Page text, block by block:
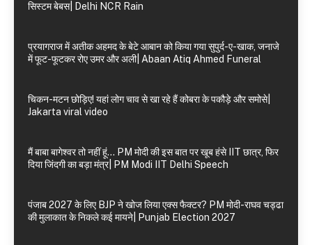
सिस्टम बेबस| Delhi NCR Rain
प्रयागराज में अतीक अहमद के बेटे आबान को किया गया सुपुर्द-ए-खाक, जनाजे
में फूट-फूटकर रोए उमर और अली| Abaan Atiq Ahmed Funeral
चिकन-मटन छोड़िए! यहां लोग चाव से खा रहे हैं कोबरा के पकौड़े और समोसे|
Jakarta viral video
मैं बाबा बागेश्वर तो नहीं हूं… PM मोदी की इस बात पर खूब हंसे IIT छात्र, फिर
दिया जिंदगी का बड़ा मंत्र| PM Modi IIT Delhi Speech
पंजाब 2027 के लिए BJP ने खोज लिया एक्स फैक्टर? PM मोदी-राघव चड्ढा
की मुलाकात के निकले कई मायने| Punjab Election 2027